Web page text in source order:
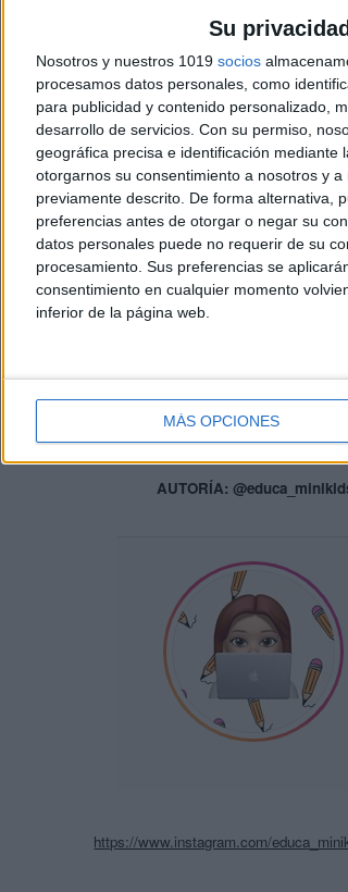
Su
Nosotros y nuestros 1019 socios
procesamos datos personales, como
para publicidad y contenido personalizado,
desarrollo de servicios. Con su permiso,
geográfica precisa e identificación mediante
otorgarnos su consentimiento a nosotros y
previamente descrito. De forma alternativa,
preferencias antes de otorgar o negar su
datos personales puede no requerir de su
procesamiento. Sus preferencias se
consentimiento en cualquier momento
inferior de la página web.
MÁS OPCIONES
DESCARGA EL PDF
AUTORÍA:
https://www.instagram.com/